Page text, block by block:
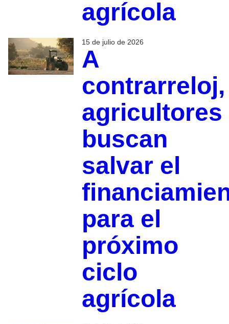
agrícola
15 de julio de 2026
A
contrarreloj,
agricultores
buscan
salvar el
para el
próximo
ciclo
agrícola